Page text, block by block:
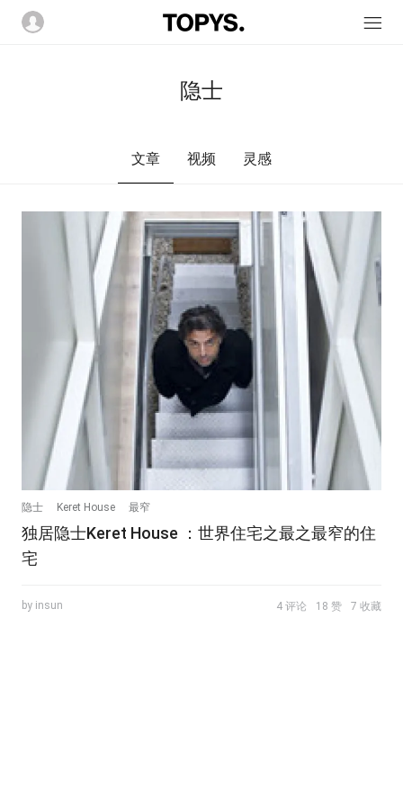
隐士
文章 视频 灵感
隐士 Keret House 最窄
独居隐士Keret House ：世界住宅之最之最窄的住
宅
by insun 4 评论 18 赞 7 收藏